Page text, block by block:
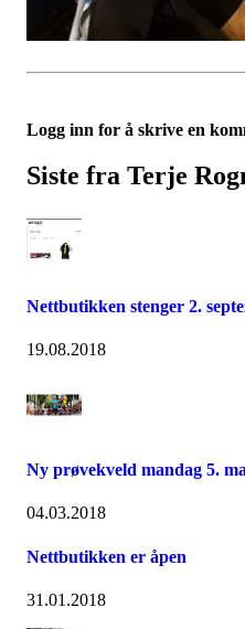
Logg inn for å skrive en
Siste fra Terje
Nettbutikken stenger 2.
19.08.2018
Ny prøvekveld mandag 5.
04.03.2018
Nettbutikken er åpen
31.01.2018